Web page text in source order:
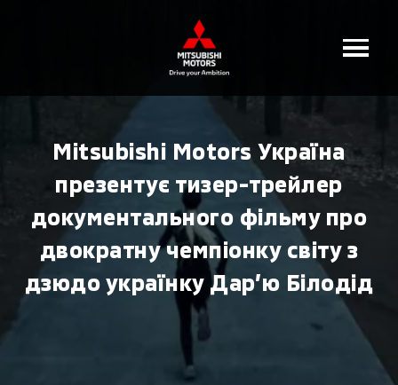
Mitsubishi Motors Україна
презентує тизер-трейлер
документального фільму про
двократну чемпіонку світу з
дзюдо українку Дар’ю Білодід